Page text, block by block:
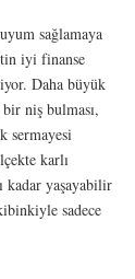
sağlamaya
iyi finanse
Daha büyük
niş bulması,
sermayesi
karlı
kadar yaşayabilir
sadece